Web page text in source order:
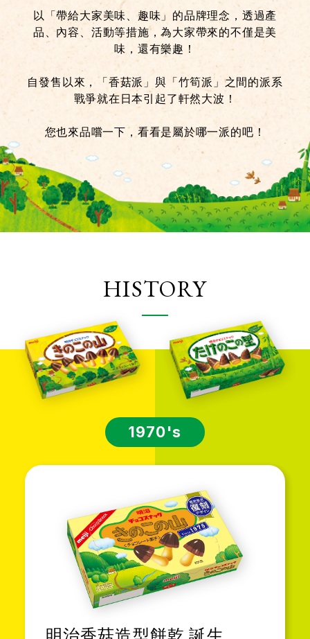
以「帶給大家美味、趣味」的品牌理念，透過產
品、內容、活動等措施，為大家帶來的不僅是美
味，還有樂趣！
自發售以來，「香菇派」與「竹筍派」之間的派系
戰爭就在日本引起了軒然大波！
您也來品嚐一下，看看是屬於哪一派的吧！
HISTORY
1970's